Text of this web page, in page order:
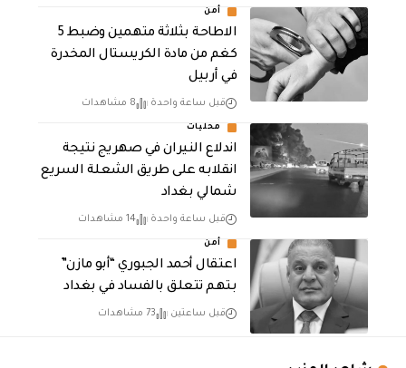
أمن
الاطاحة بثلاثة متهمين وضبط 5
كغم من مادة الكريستال المخدرة ​
في أربيل
قبل ساعة واحدة 8 مشاهدات
محليات
اندلاع النيران في صهريج نتيجة
انقلابه على طريق الشعلة السريع
شمالي بغداد
قبل ساعة واحدة 14 مشاهدات
أمن
اعتقال أحمد الجبوري “أبو مازن”
بتهم تتعلق بالفساد في بغداد
قبل ساعتين 73 مشاهدات